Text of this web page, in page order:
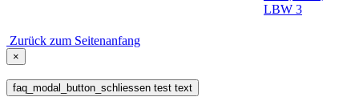
LBW 3
Zurück zum Seitenanfang
×
faq_modal_button_schliessen test text